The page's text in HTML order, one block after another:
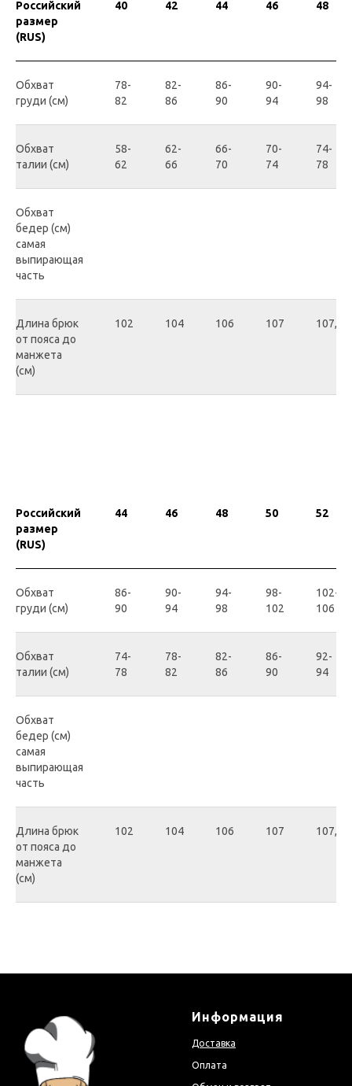
Российский
размер
(RUS)
40 42 44 46 48
Обхват
груди (см)
78-
82
82-
86
86-
90
90-
94
94-
98
Обхват
талии (см)
58-
62
62-
66
66-
70
70-
74
74-
78
Обхват
бедер (см)
самая
выпирающая
часть
Длина брюк
от пояса до
манжета
(см)
102 104 106 107 107,5
Российский
размер
(RUS)
44 46 48 50 52
Обхват
груди (см)
86-
90
90-
94
94-
98
98-
102
102-
106
Обхват
талии (см)
74-
78
78-
82
82-
86
86-
90
92-
94
Обхват
бедер (см)
самая
выпирающая
часть
Длина брюк
от пояса до
манжета
(см)
102 104 106 107 107,5
Информация
Доставка
Оплата